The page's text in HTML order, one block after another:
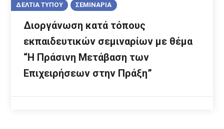
ΔΕΛΤΙΑ ΤΥΠΟΥ ΣΕΜΙΝΑΡΙΑ
Διοργάνωση κατά τόπους
εκπαιδευτικών σεμιναρίων με θέμα
“Η Πράσινη Μετάβαση των
Επιχειρήσεων στην Πράξη”